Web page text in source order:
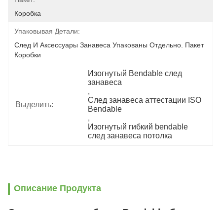
Коробка
Упаковывая Детали:
След И Аксессуары Занавеса Упакованы Отдельно. Пакет
Коробки
Выделить:
Изогнутый Bendable след
занавеса
,
След занавеса аттестации ISO
Bendable
,
Изогнутый гибкий bendable
след занавеса потолка
Описание Продукта